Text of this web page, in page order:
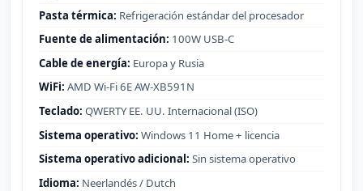
Pasta térmica: Refrigeración estándar del procesador
Fuente de alimentación: 100W USB-C
Cable de energía: Europa y Rusia
WiFi: AMD Wi-Fi 6E AW-XB591N
Teclado: QWERTY EE. UU. Internacional (ISO)
Sistema operativo: Windows 11 Home + licencia
Sistema operativo adicional: Sin sistema operativo
Idioma: Neerlandés / Dutch